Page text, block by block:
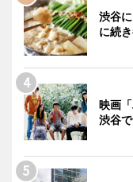
渋谷
に続
映画
渋谷